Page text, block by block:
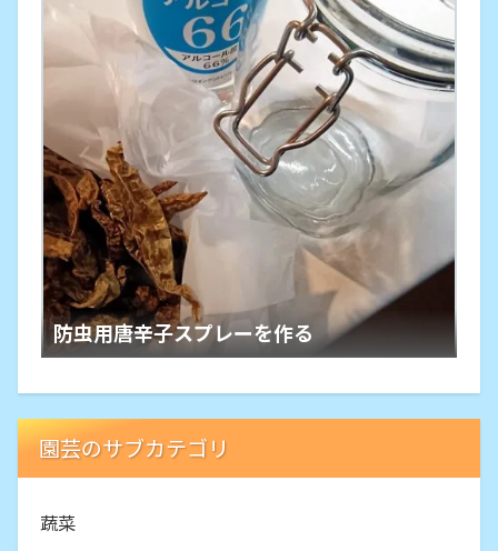
防虫用唐辛子スプレーを作る
園芸のサブカテゴリ
蔬菜